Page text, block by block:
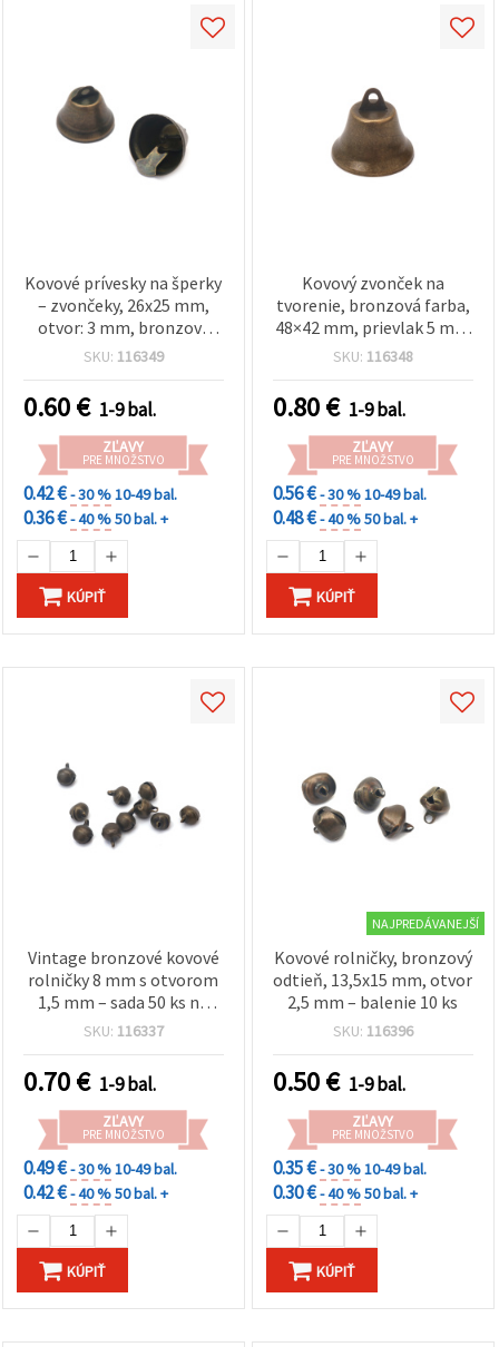
Kovové prívesky na šperky
– zvončeky, 26x25 mm,
otvor: 3 mm, bronzový
odtieň – 4 ks
SKU: 116349
0.60€ 1-9 bal.
ZĽAVY
PRE MNOŽSTVO
0.42 €- 30 %10-49 bal.
0.36 €- 40 %50 bal. +
KÚPIŤ
Kovový zvonček na
tvorenie, bronzová farba,
48×42 mm, prievlak 5 mm
– 1 ks
SKU: 116348
0.80€ 1-9 bal.
ZĽAVY
PRE MNOŽSTVO
0.56 €- 30 %10-49 bal.
0.48 €- 40 %50 bal. +
KÚPIŤ
Vintage bronzové kovové
rolničky 8 mm s otvorom
1,5 mm – sada 50 ks na
kreatívnu tvorbu šperkov,
dekorácie
SKU: 116337
0.70€ 1-9 bal.
ZĽAVY
PRE MNOŽSTVO
0.49 €- 30 %10-49 bal.
0.42 €- 40 %50 bal. +
KÚPIŤ
NAJPREDÁVANEJŠÍ
Kovové rolničky, bronzový
odtieň, 13,5x15 mm, otvor
2,5 mm – balenie 10 ks
SKU: 116396
0.50€ 1-9 bal.
ZĽAVY
PRE MNOŽSTVO
0.35 €- 30 %10-49 bal.
0.30 €- 40 %50 bal. +
KÚPIŤ